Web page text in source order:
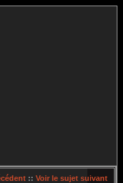
:: Voir le sujet suivant